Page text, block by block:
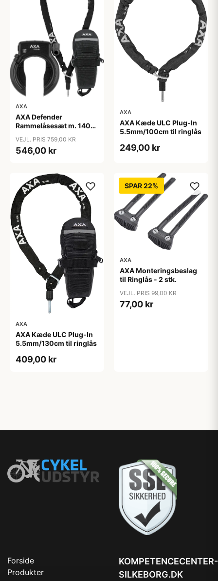
AXA
AXA Defender
Rammelåsesæt m. 140
VEJL. PRIS 759,00 KR
546,00 kr
AXA
AXA Kæde ULC Plug-In
5.5mm/100cm til ringlås
249,00 kr
AXA
AXA Kæde ULC Plug-In
5.5mm/130cm til ringlås
409,00 kr
SPAR 22%
AXA
AXA Monteringsbeslag
til Ringlås - 2 stk.
VEJL. PRIS 99,00 KR
77,00 kr
Forside
Produkter
KOMPETENCECENTER-
SILKEBORG.DK